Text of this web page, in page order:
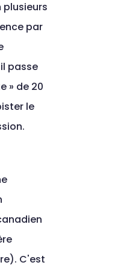
plusieurs
par
passe
» de 20
le
C'est